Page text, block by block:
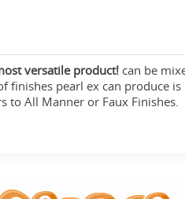
versatile product! can be
finishes pearl ex can produce is
to All Manner or Faux Finishes.